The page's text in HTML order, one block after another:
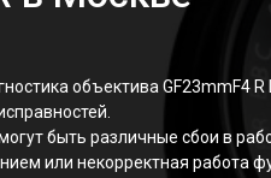
объектива GF23mmF4 R
быть различные сбои в
или некорректная работа